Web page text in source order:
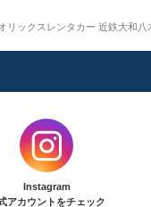
リックスレンタカー 近鉄大和八
Instagram
アカウントをチェック